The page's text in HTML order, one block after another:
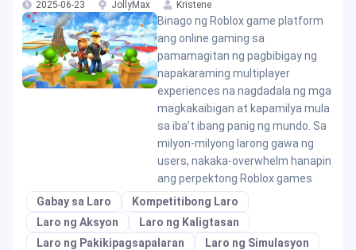
2025
2025-06-23
JollyMax Kristene
Binago ng Roblox game platform
ang online gaming sa
pamamagitan ng pagbibigay ng
napakaraming multiplayer
experiences na nagdadala ng mga
magkakaibigan at kapamilya mula
sa iba’t ibang panig ng mundo. Sa
milyon-milyong larong gawa ng
users, nakaka-overwhelm hanapin
ang perpektong Roblox games
Gabay sa Laro
Kompetitibong Laro
Laro ng Aksyon
Laro ng Kaligtasan
Laro ng Pakikipagsapalaran
Laro ng Simulasyon